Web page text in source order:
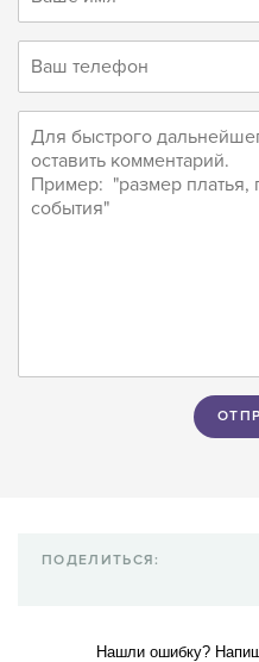
Нашли ошибку?
ПОДЕЛИТЬСЯ: